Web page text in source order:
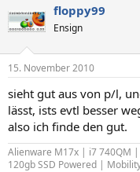
floppy99
Ensign
15. November 2010
sieht gut aus von p/l,
lässt, ists evtl besser
also ich finde den gut.
Alienware M17x | i7 740QM |
120gb SSD Powered |